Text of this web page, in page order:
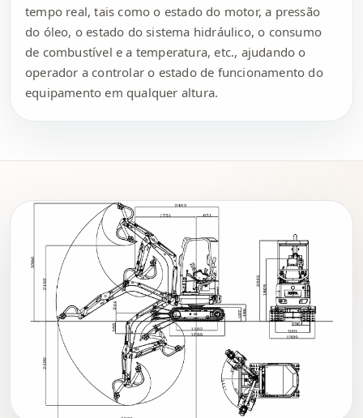
tempo real, tais como o estado do motor, a pressão
do óleo, o estado do sistema hidráulico, o consumo
de combustível e a temperatura, etc., ajudando o
operador a controlar o estado de funcionamento do
equipamento em qualquer altura.